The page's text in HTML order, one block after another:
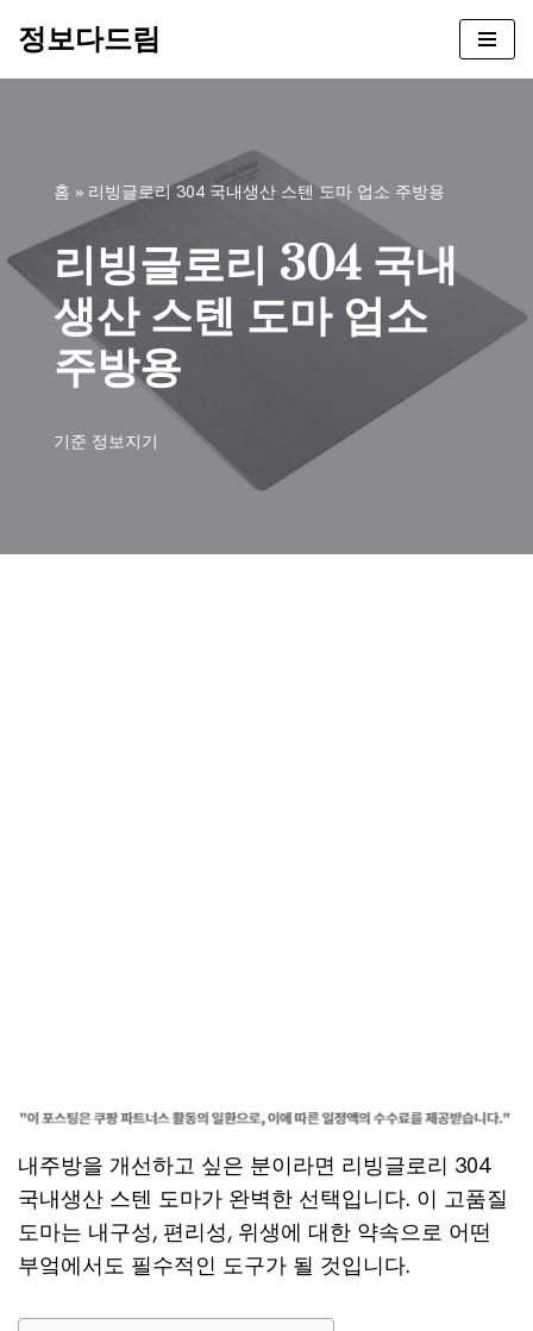
정보다드림
홈 » 리빙글로리 304 국내생산 스텐 도마 업소 주방용
리빙글로리 304 국내
생산 스텐 도마 업소
주방용
기준 정보지기
내주방을 개선하고 싶은 분이라면 리빙글로리 304
국내생산 스텐 도마가 완벽한 선택입니다. 이 고품질
도마는 내구성, 편리성, 위생에 대한 약속으로 어떤
부엌에서도 필수적인 도구가 될 것입니다.